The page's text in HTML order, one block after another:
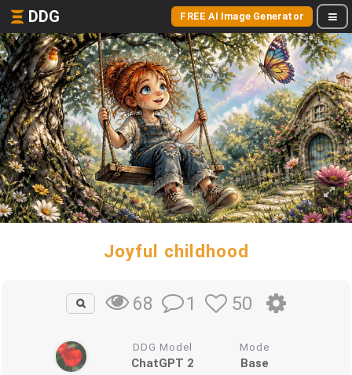
DDG FREE AI Image Generator
Joyful childhood
68 1 50
DDG Model
ChatGPT 2
Mode
Base